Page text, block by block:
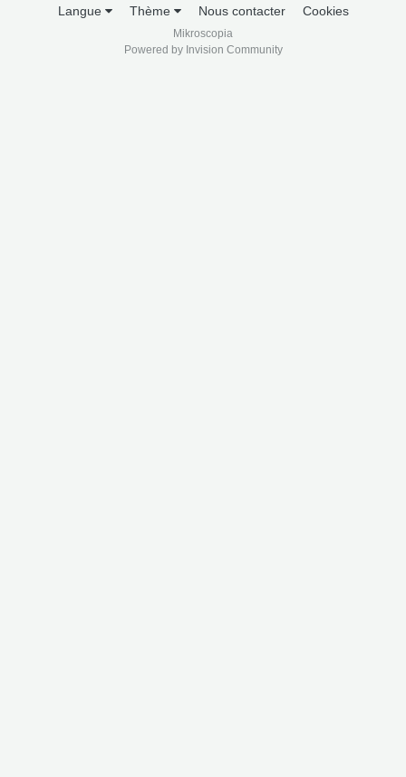
Langue Thème Nous contacter Cookies
Mikroscopia
Powered by Invision Community